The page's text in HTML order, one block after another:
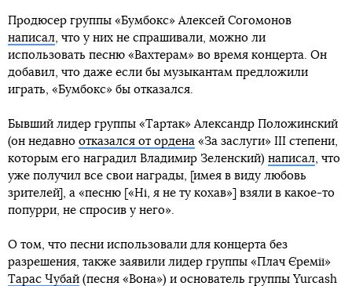
Продюсер группы «Бумбокс» Алексей Согомонов
написал , что у них не спрашивали, можно ли
использовать песню «Вахтерам» во время концерта. Он
добавил, что даже если бы музыкантам предложили
играть, «Бумбокс» бы отказался.
Бывший лидер группы «Тартак» Александр Положинский
(он недавно отказался от ордена «За заслуги» III степени,
которым его наградил Владимир Зеленский) написал , что
уже получил все свои награды, [имея в виду любовь
зрителей], а «песню [«Ні, я не ту кохав»] взяли в какое-то
попурри, не спросив у него».
О том, что песни использовали для концерта без
разрешения, также заявили лидер группы «Плач Єремії»
Тарас Чубай (песня «Вона») и основатель группы Yurcash